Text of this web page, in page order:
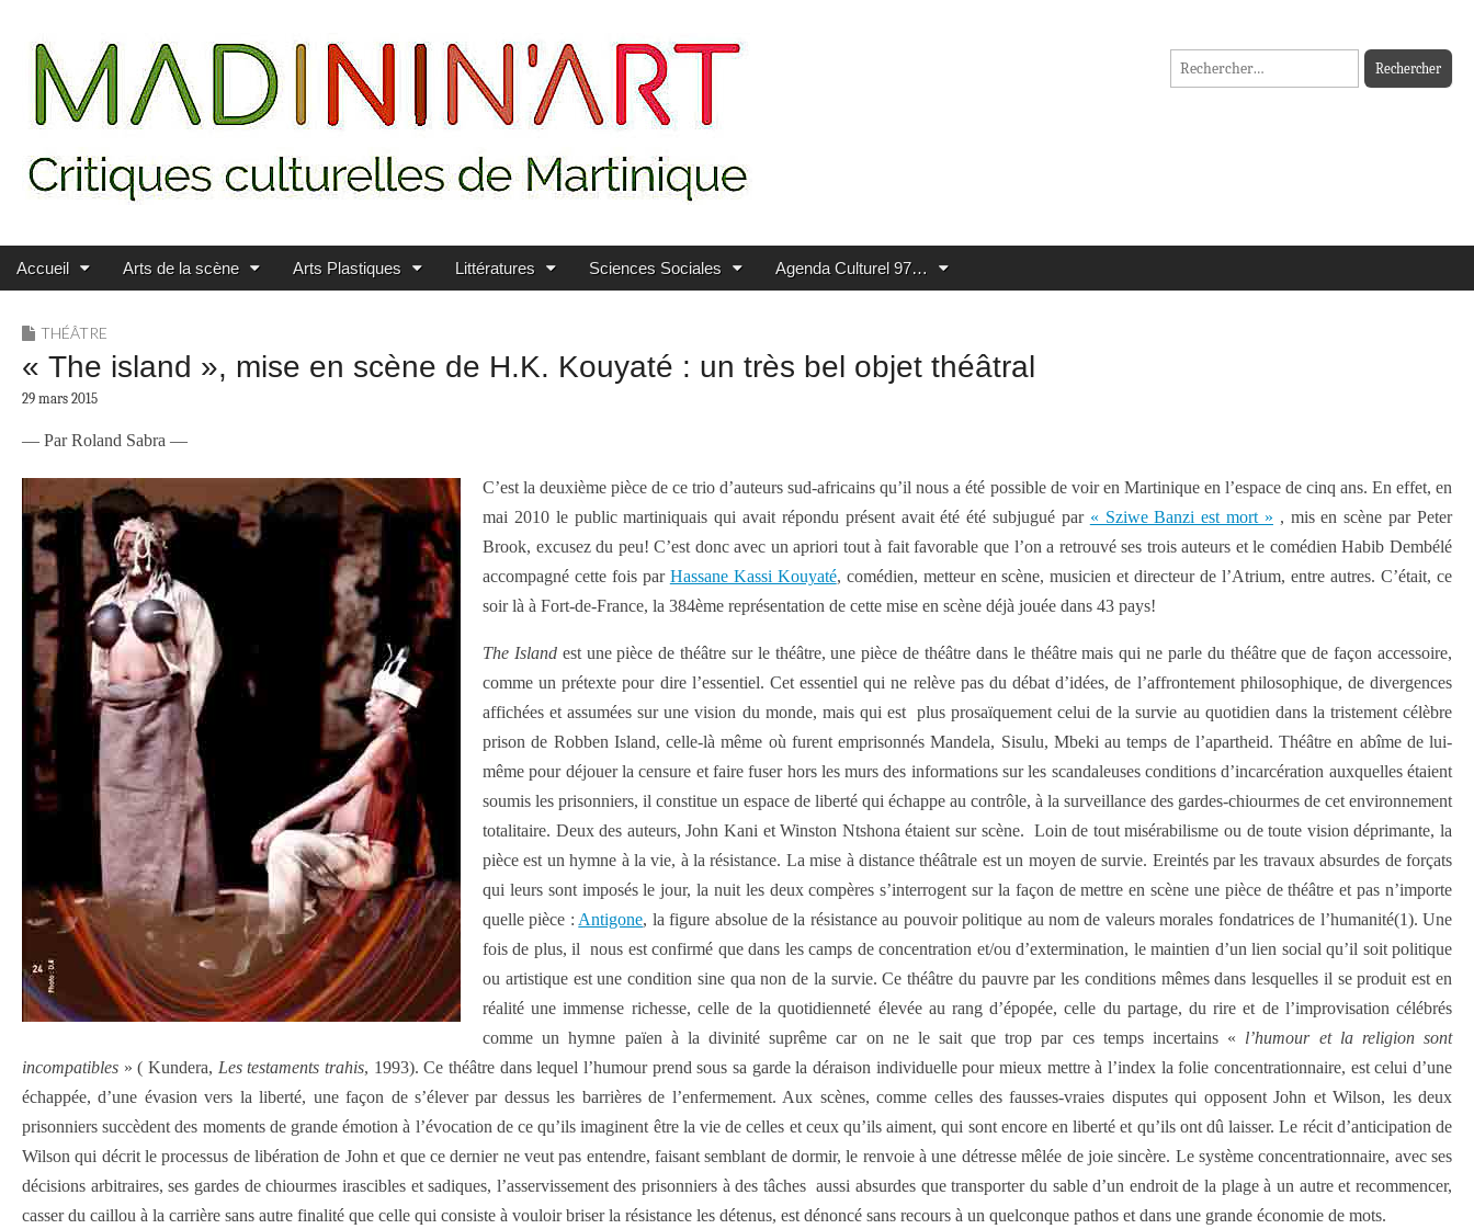
MADININ'ART
Rechercher :
Main menu
Skip to content
Accueil Arts de la scène Arts Plastiques Littératures Sciences Sociales Agenda Culturel 97…
THÉÂTRE
« The island », mise en scène de H.K. Kouyaté : un très bel objet théâtral
29 mars 2015
— Par Roland Sabra —
C’est la deuxième pièce de ce trio d’auteurs sud-africains qu’il nous a été possible de voir en Martinique en l’espace de cinq ans. En effet, en
mai 2010 le public martiniquais qui avait répondu présent avait été été subjugué par « Sziwe Banzi est mort » , mis en scène par Peter
Brook, excusez du peu! C’est donc avec un apriori tout à fait favorable que l’on a retrouvé ses trois auteurs et le comédien Habib Dembélé
accompagné cette fois par Hassane Kassi Kouyaté, comédien, metteur en scène, musicien et directeur de l’Atrium, entre autres. C’était, ce
soir là à Fort-de-France, la 384ème représentation de cette mise en scène déjà jouée dans 43 pays!
The Islandest une pièce de théâtre sur le théâtre, une pièce de théâtre dans le théâtre mais qui ne parle du théâtre que de façon accessoire,
comme un prétexte pour dire l’essentiel. Cet essentiel qui ne relève pas du débat d’idées, de l’affrontement philosophique, de divergences
affichées et assumées sur une vision du monde, mais qui est plus prosaïquement celui de la survie au quotidien dans la tristement célèbre
prison de Robben Island, celle-là même où furent emprisonnés Mandela, Sisulu, Mbeki au temps de l’apartheid. Théâtre en abîme de lui-
même pour déjouer la censure et faire fuser hors les murs des informations sur les scandaleuses conditions d’incarcération auxquelles étaient
soumis les prisonniers, il constitue un espace de liberté qui échappe au contrôle, à la surveillance des gardes-chiourmes de cet environnement
totalitaire. Deux des auteurs, John Kani et Winston Ntshona étaient sur scène. Loin de tout misérabilisme ou de toute vision déprimante, la
pièce est un hymne à la vie, à la résistance. La mise à distance théâtrale est un moyen de survie. Ereintés par les travaux absurdes de forçats
qui leurs sont imposés le jour, la nuit les deux compères s’interrogent sur la façon de mettre en scène une pièce de théâtre et pas n’importe
quelle pièce : Antigone, la figure absolue de la résistance au pouvoir politique au nom de valeurs morales fondatrices de l’humanité(1). Une
fois de plus, il nous est confirmé que dans les camps de concentration et/ou d’extermination, le maintien d’un lien social qu’il soit politique
ou artistique est une condition sine qua non de la survie. Ce théâtre du pauvre par les conditions mêmes dans lesquelles il se produit est en
réalité une immense richesse, celle de la quotidienneté élevée au rang d’épopée, celle du partage, du rire et de l’improvisation célébrés
comme un hymne païen à la divinité suprême car on ne le sait que trop par ces temps incertains « l’humour et la religion sont
incompatibles » ( Kundera, Les testaments trahis, 1993). Ce théâtre dans lequel l’humour prend sous sa garde la déraison individuelle pour mieux mettre à l’index la folie concentrationnaire, est celui d’une
échappée, d’une évasion vers la liberté, une façon de s’élever par dessus les barrières de l’enfermement. Aux scènes, comme celles des fausses-vraies disputes qui opposent John et Wilson, les deux
prisonniers succèdent des moments de grande émotion à l’évocation de ce qu’ils imaginent être la vie de celles et ceux qu’ils aiment, qui sont encore en liberté et qu’ils ont dû laisser. Le récit d’anticipation de
Wilson qui décrit le processus de libération de John et que ce dernier ne veut pas entendre, faisant semblant de dormir, le renvoie à une détresse mêlée de joie sincère. Le système concentrationnaire, avec ses
décisions arbitraires, ses gardes de chiourmes irascibles et sadiques, l’asservissement des prisonniers à des tâches aussi absurdes que transporter du sable d’un endroit de la plage à un autre et recommencer,
casser du caillou à la carrière sans autre finalité que celle qui consiste à vouloir briser la résistance les détenus, est dénoncé sans recours à un quelconque pathos et dans une grande économie de mots.